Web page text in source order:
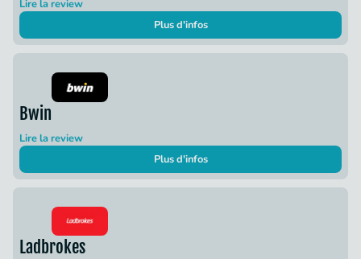
Lire la review
Plus d'infos
Bwin
Lire la review
Plus d'infos
Ladbrokes